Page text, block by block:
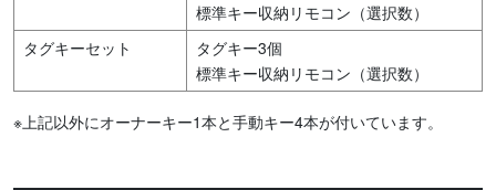
標準キー収納リモコン（選択数）
タグキーセット
タグキー3個
標準キー収納リモコン（選択数）
※上記以外にオーナーキー1本と手動キー4本が付いています。